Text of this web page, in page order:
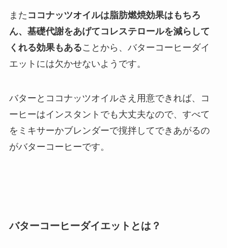
また ココナッツオイルは脂肪燃焼効果はもちろ
ん、基礎代謝をあげてコレステロールを減らして
くれる効果もあることから、バターコーヒーダイ
エットには欠かせないようです。
バターとココナッツオイルさえ用意できれば、コ
ーヒーはインスタントでも大丈夫なので、すべて
をミキサーかブレンダーで撹拌してできあがるの
がバターコーヒーです。
バターコーヒーダイエットとは？